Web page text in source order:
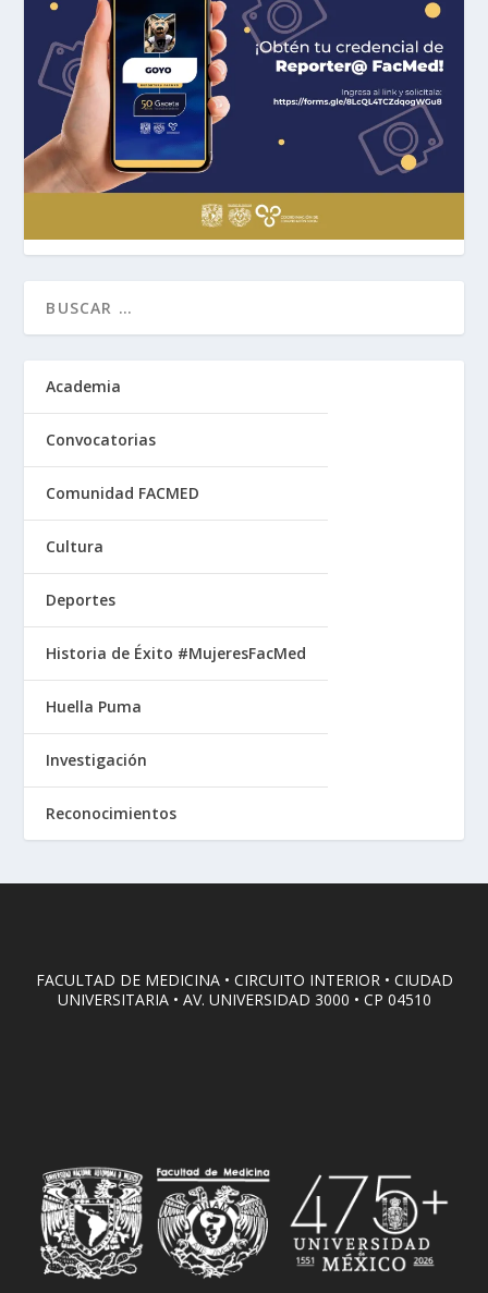
Academia
Convocatorias
Comunidad FACMED
Cultura
Deportes
Historia de Éxito #MujeresFacMed
Huella Puma
Investigación
Reconocimientos
FACULTAD DE MEDICINA • CIRCUITO INTERIOR • CIUDAD
UNIVERSITARIA • AV. UNIVERSIDAD 3000 • CP 04510